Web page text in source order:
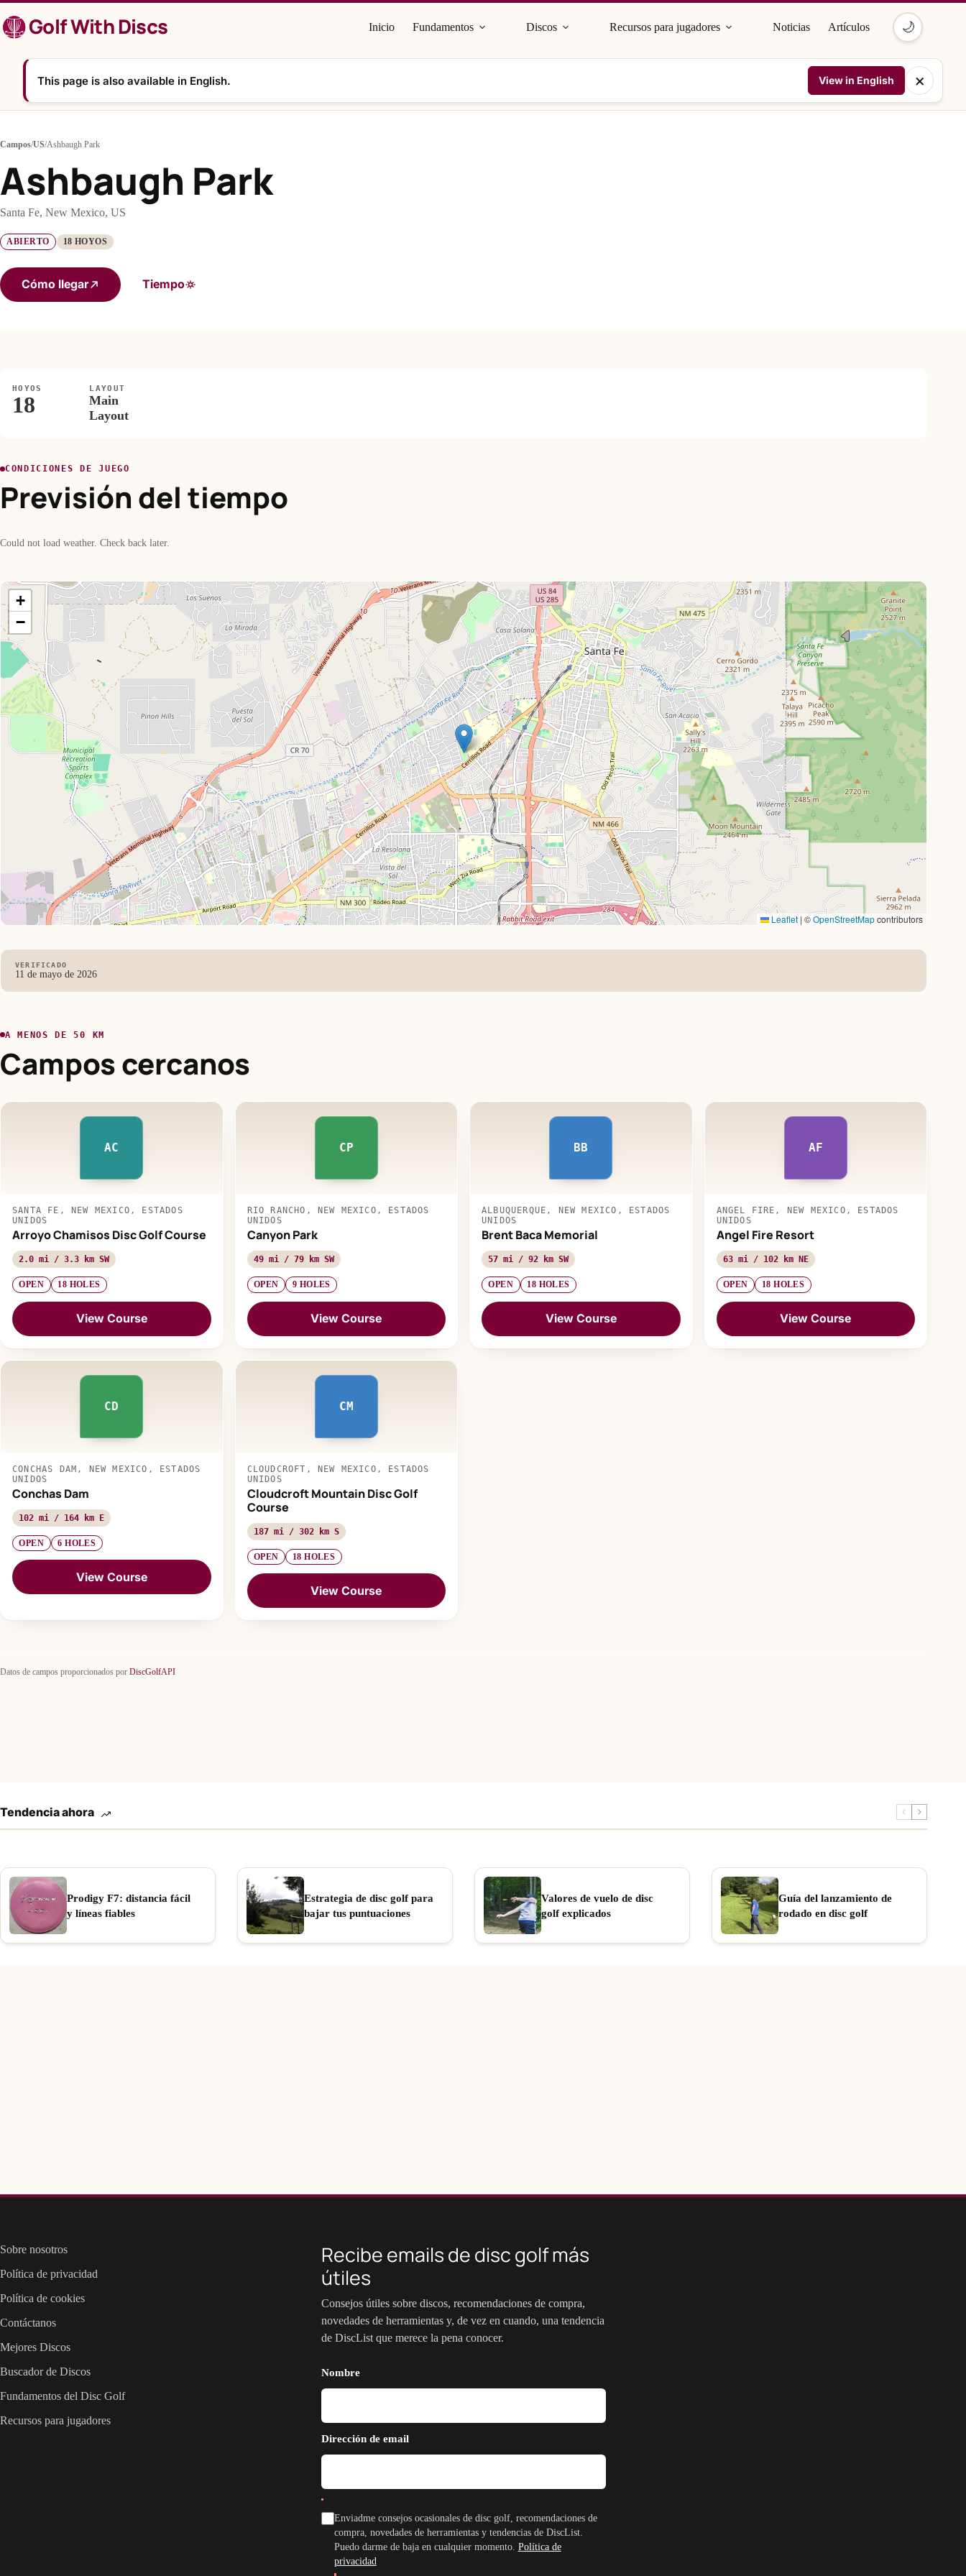
al
contenidoGolf With Discs Inicio Fundamentos Discos Recursos para jugadores Noticias Artículos 🌙
This page is also available in English. View in English ×
Campos/US/Ashbaugh Park
Ashbaugh Park
Santa Fe, New Mexico, US
ABIERTO 18 HOYOS
Cómo llegar Tiempo
HOYOS
18
LAYOUT
Main
Layout
CONDICIONES DE JUEGO
Previsión del tiempo
Could not load weather. Check back later.
+
−
Leaflet | ©OpenStreetMapcontributors
VERIFICADO
11 de mayo de 2026
A MENOS DE 50 KM
Campos cercanos
AC
SANTA FE, NEW MEXICO, ESTADOS
UNIDOS
Arroyo Chamisos Disc Golf Course
2.0 mi / 3.3 km SW
OPEN 18 HOLES
View Course
CP
RIO RANCHO, NEW MEXICO, ESTADOS
UNIDOS
Canyon Park
49 mi / 79 km SW
OPEN 9 HOLES
View Course
BB
ALBUQUERQUE, NEW MEXICO, ESTADOS
UNIDOS
Brent Baca Memorial
57 mi / 92 km SW
OPEN 18 HOLES
View Course
AF
ANGEL FIRE, NEW MEXICO, ESTADOS
UNIDOS
Angel Fire Resort
63 mi / 102 km NE
OPEN 18 HOLES
View Course
CD
CONCHAS DAM, NEW MEXICO, ESTADOS
UNIDOS
Conchas Dam
102 mi / 164 km E
OPEN 6 HOLES
View Course
CM
CLOUDCROFT, NEW MEXICO, ESTADOS
UNIDOS
Cloudcroft Mountain Disc Golf
Course
187 mi / 302 km S
OPEN 18 HOLES
View Course
Datos de campos proporcionados por DiscGolfAPI
Tendencia ahora
Prodigy F7: distancia fácil
y líneas fiables
Estrategia de disc golf para
bajar tus puntuaciones
Valores de vuelo de disc
golf explicados
Guía del lanzamiento de
rodado en disc golf
Sobre nosotros
Política de privacidad
Política de cookies
Contáctanos
Mejores Discos
Buscador de Discos
Fundamentos del Disc Golf
Recursos para jugadores
Recibe emails de disc golf más
útiles
Consejos útiles sobre discos, recomendaciones de compra,
novedades de herramientas y, de vez en cuando, una tendencia
de DiscList que merece la pena conocer.
Nombre
Dirección de email
Enviadme consejos ocasionales de disc golf, recomendaciones de
compra, novedades de herramientas y tendencias de DiscList.
Puedo darme de baja en cualquier momento. Política de
privacidad